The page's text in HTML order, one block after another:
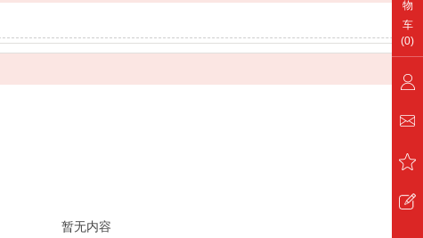
暂无内容
物
车
(0)